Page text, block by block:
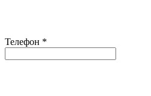
Телефон *